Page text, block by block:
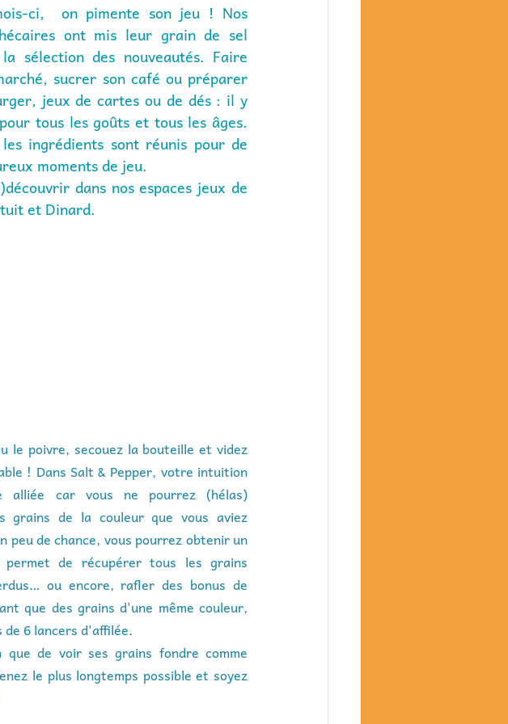
ci,  on pimente son jeu ! Nos
ont mis leur grain de sel
sélection des nouveautés. Faire
sucrer son café ou préparer
jeux de cartes ou de dés : il y
tous les goûts et tous les âges.
ingrédients sont réunis pour de
moments de jeu.
dans nos espaces jeux de
et Dinard.
le poivre, secouez la bouteille et videz
! Dans Salt & Pepper, votre intuition
alliée car vous ne pourrez (hélas)
grains de la couleur que vous aviez
peu de chance, vous pourrez obtenir un
de récupérer tous les grains
ou encore, rafler des bonus de
que des grains d'une même couleur,
de 6 lancers d'affilée.
de voir ses grains fondre comme
le plus longtemps possible et soyez